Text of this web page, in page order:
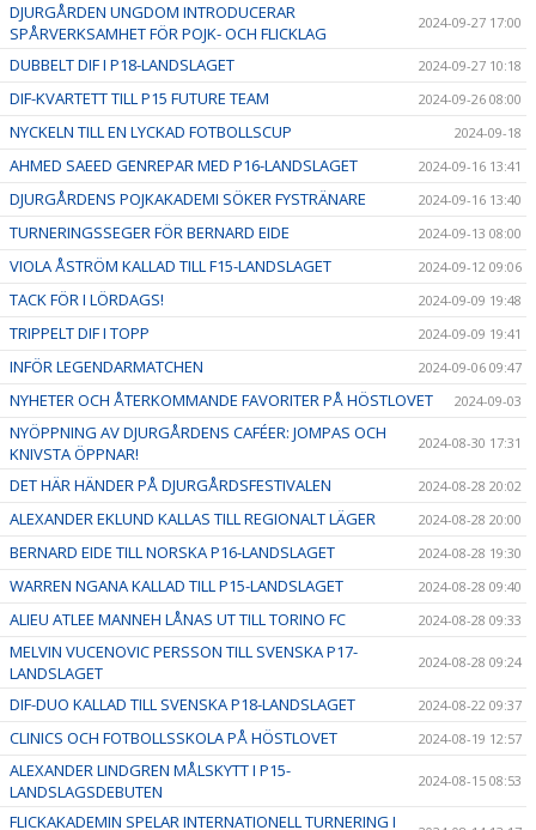
DJURGÅRDEN UNGDOM INTRODUCERAR
SPÅRVERKSAMHET FÖR POJK- OCH FLICKLAG
2024-09-27 17:00
DUBBELT DIF I P18-LANDSLAGET 2024-09-27 10:18
DIF-KVARTETT TILL P15 FUTURE TEAM 2024-09-26 08:00
NYCKELN TILL EN LYCKAD FOTBOLLSCUP 2024-09-18
AHMED SAEED GENREPAR MED P16-LANDSLAGET 2024-09-16 13:41
DJURGÅRDENS POJKAKADEMI SÖKER FYSTRÄNARE 2024-09-16 13:40
TURNERINGSSEGER FÖR BERNARD EIDE 2024-09-13 08:00
VIOLA ÅSTRÖM KALLAD TILL F15-LANDSLAGET 2024-09-12 09:06
TACK FÖR I LÖRDAGS! 2024-09-09 19:48
TRIPPELT DIF I TOPP 2024-09-09 19:41
INFÖR LEGENDARMATCHEN 2024-09-06 09:47
NYHETER OCH ÅTERKOMMANDE FAVORITER PÅ HÖSTLOVET 2024-09-03
NYÖPPNING AV DJURGÅRDENS CAFÉER: JOMPAS OCH
KNIVSTA ÖPPNAR!
2024-08-30 17:31
DET HÄR HÄNDER PÅ DJURGÅRDSFESTIVALEN 2024-08-28 20:02
ALEXANDER EKLUND KALLAS TILL REGIONALT LÄGER 2024-08-28 20:00
BERNARD EIDE TILL NORSKA P16-LANDSLAGET 2024-08-28 19:30
WARREN NGANA KALLAD TILL P15-LANDSLAGET 2024-08-28 09:40
ALIEU ATLEE MANNEH LÅNAS UT TILL TORINO FC 2024-08-28 09:33
MELVIN VUCENOVIC PERSSON TILL SVENSKA P17-
LANDSLAGET
2024-08-28 09:24
DIF-DUO KALLAD TILL SVENSKA P18-LANDSLAGET 2024-08-22 09:37
CLINICS OCH FOTBOLLSSKOLA PÅ HÖSTLOVET 2024-08-19 12:57
ALEXANDER LINDGREN MÅLSKYTT I P15-
LANDSLAGSDEBUTEN
2024-08-15 08:53
FLICKAKADEMIN SPELAR INTERNATIONELL TURNERING I